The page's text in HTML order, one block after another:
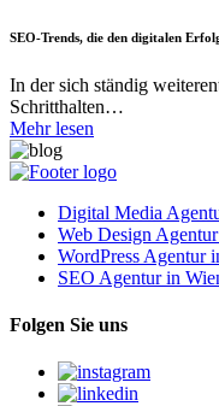
SEO-Trends, die den digitalen
In der sich ständig
Schritthalten…
Mehr lesen
Digital Media
Web Design
WordPress Agentur
SEO Agentur in
Folgen Sie uns